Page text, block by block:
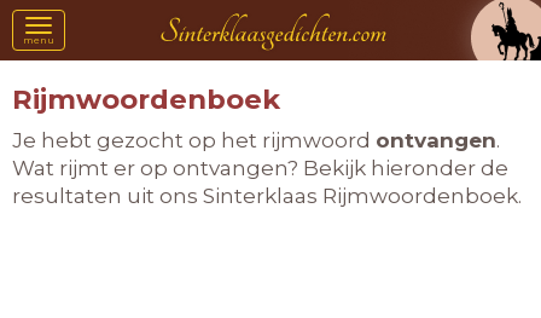
Toggle
navigation
menu
Rijmwoordenboek
Je hebt gezocht op het rijmwoord ontvangen.
Wat rijmt er op ontvangen? Bekijk hieronder de
resultaten uit ons Sinterklaas Rijmwoordenboek.